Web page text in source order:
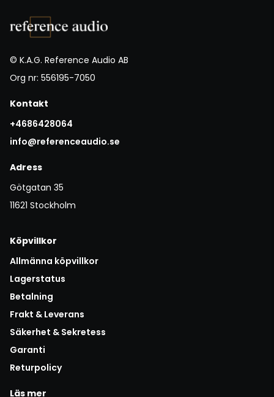
© K.A.G. Reference Audio AB
Org nr: 556195-7050
Kontakt
+4686428064
info@referenceaudio.se
Adress
Götgatan 35
11621 Stockholm
Köpvillkor
Allmänna köpvillkor
Lagerstatus
Betalning
Frakt & Leverans
Säkerhet & Sekretess
Garanti
Returpolicy
Läs mer